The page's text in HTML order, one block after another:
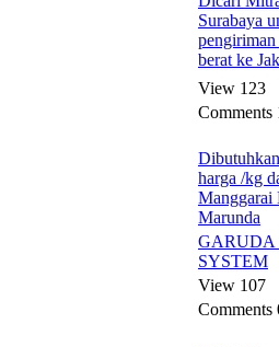
Surabaya
pengiriman
berat ke
View 123
Comments
harga /kg
Marunda
GARUDA
SYSTEM
View 107
Comments